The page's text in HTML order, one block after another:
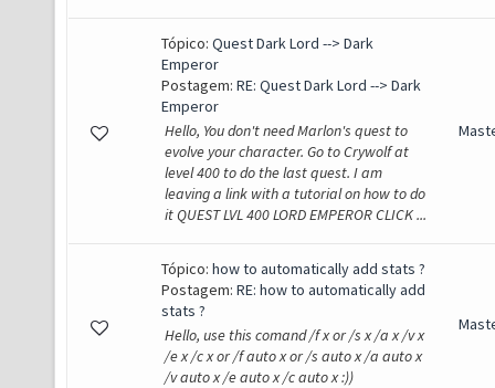
Tópico: Quest Dark Lord --> Dark
Emperor
Postagem: RE: Quest Dark Lord --> Dark
Emperor
Hello, You don't need Marlon's quest to
evolve your character. Go to Crywolf at
level 400 to do the last quest. I am
leaving a link with a tutorial on how to do
it QUEST LVL 400 LORD EMPEROR CLICK ...
Tópico: how to automatically add stats ?
Postagem: RE: how to automatically add
stats ?
Hello, use this comand /f x or /s x /a x /v x
/e x /c x or /f auto x or /s auto x /a auto x
/v auto x /e auto x /c auto x :))